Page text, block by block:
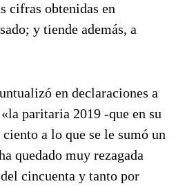
cifras obtenidas en
y tiende además, a
en declaraciones a
paritaria 2019 -que en su
a lo que se le sumó un
quedado muy rezagada
cincuenta y tanto por